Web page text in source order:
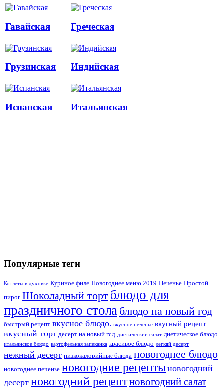
Гавайская Греческая
Грузинская Индийская
Испанская Итальянская
Популярные теги
Котлеты в духовке Куриное филе Новогоднее меню 2019 Печенье Простой
пирог Шоколадный торт блюдо для
праздничного стола блюдо на новый год
быстрый рецепт вкусное блюдо. вкусное печенье вкусный рецепт
вкусный торт десерт на новый год диетический салат диетическое блюдо
итальянское блюдо картофельная запеканка красивое блюдо легкий десерт
нежный десерт низкокалорийные блюда новогоднее блюдо
новогоднее печенье новогодние рецепты новогодний
десерт новогодний рецептновогодний салат